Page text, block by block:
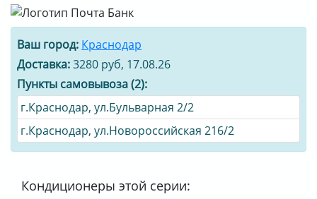
Ваш город: Краснодар
Доставка:3280 руб, 17.08.26
Пункты самовывоза (2):
г.Краснодар, ул.Бульварная 2/2
г.Краснодар, ул.Новороссийская 216/2
Кондиционеры этой серии: